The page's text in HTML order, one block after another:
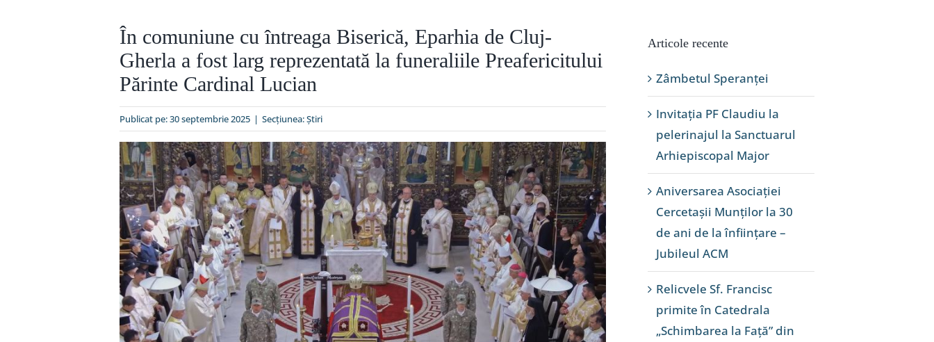
În comuniune cu întreaga Biserică, Eparhia de Cluj-
Gherla a fost larg reprezentată la funeraliile Preafericitului
Părinte Cardinal Lucian
Publicat pe: 30 septembrie 2025 | Secțiunea:Ştiri
Articole recente
Zâmbetul Speranței
Invitația PF Claudiu la
pelerinajul la Sanctuarul
Arhiepiscopal Major
Aniversarea Asociației
Cercetașii Munților la 30
de ani de la înființare –
Jubileul ACM
Relicvele Sf. Francisc
primite în Catedrala
„Schimbarea la Față” din